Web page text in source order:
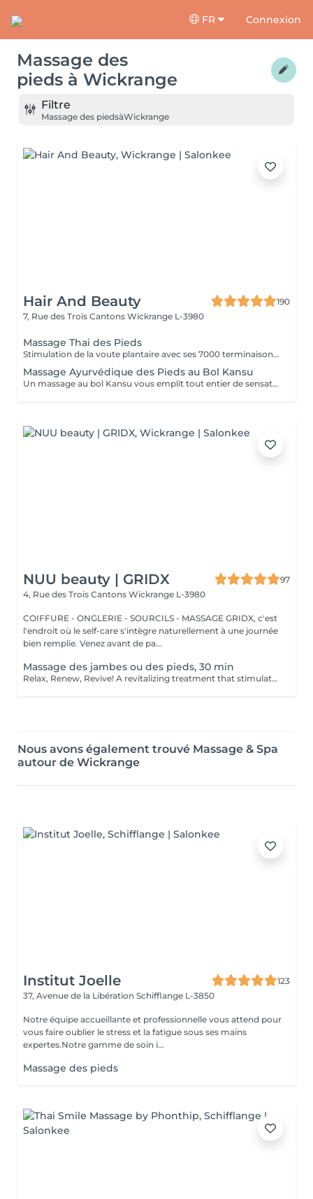
FR Connexion
Massage des
pieds à Wickrange
Filtre
Massage des piedsàWickrange
Hair And Beauty
190
7, Rue des Trois Cantons Wickrange L-3980
Massage Thai des Pieds
Stimulation de la voute plantaire avec ses 7000 terminaisons nerveuses. Efficace et profond, il apaise l'ensemble du corps.
Massage Ayurvédique des Pieds au Bol Kansu
Un massage au bol Kansu vous emplit tout entier de sensations douces et apaisantes. Il vise à traiter non seulement les points réflexes des pieds mais en même temps les cinq éléments.
NUU beauty | GRIDX
97
4, Rue des Trois Cantons Wickrange L-3980
COIFFURE - ONGLERIE - SOURCILS - MASSAGE GRIDX, c'est
l'endroit où le self-care s'intègre naturellement à une journée
bien remplie. Venez avant de pa...
Massage des jambes ou des pieds, 30 min
Relax, Renew, Revive! A revitalizing treatment that stimulates circulation, reduces fluid retention, and relieves muscle fatigue. Ideal for clients who spend long hours standing, exercising, or traveling. Light or firm pressure can be tailored to your needs. Age restrictions: there are no age restrictions for this procedure. Post procedure recommendations: do not do sport and any sharp movements for 2-3 hours after the procedure. Frequency: 1-2 times per week, 10 times in total. Repeat once in 3-6 months.
Nous avons également trouvé Massage & Spa
autour de Wickrange
Institut Joelle
123
37, Avenue de la Libération Schifflange L-3850
Notre équipe accueillante et professionnelle vous attend pour
vous faire oublier le stress et la fatigue sous ses mains
expertes.Notre gamme de soin i...
Massage des pieds